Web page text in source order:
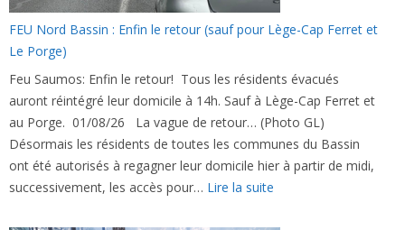
FEU Nord Bassin : Enfin le retour (sauf pour Lège-Cap Ferret et
Le Porge)
Feu Saumos: Enfin le retour! Tous les résidents évacués
auront réintégré leur domicile à 14h. Sauf à Lège-Cap Ferret et
au Porge. 01/08/26 La vague de retour… (Photo GL)
Désormais les résidents de toutes les communes du Bassin
ont été autorisés à regagner leur domicile hier à partir de midi,
successivement, les accès pour… Lire la suite: